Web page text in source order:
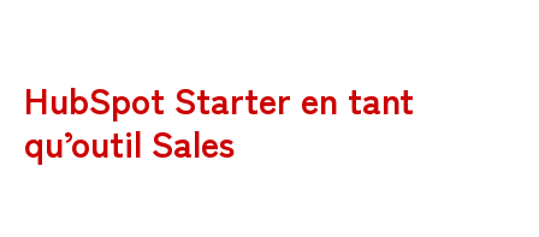
HubSpot Starter en tant
qu’outil Sales